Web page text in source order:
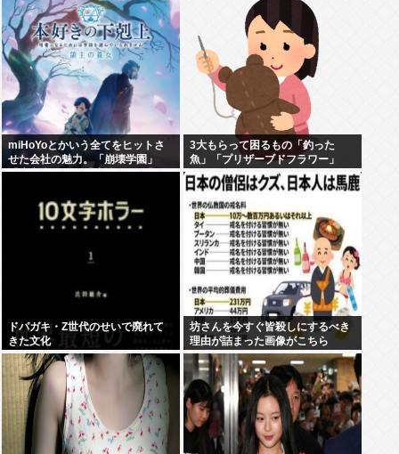
miHoYoとかいう全てをヒットさ
せた会社の魅力。「崩壊学園」
「未定事件簿」「崩壊3rd」「原
ゼロ」
3大もらって困るもの「釣った
魚」「プリザーブドフラワー」
ドパガキ・Z世代のせいで廃れて
きた文化
坊さんを今すぐ皆殺しにするべき
理由が詰まった画像がこちら